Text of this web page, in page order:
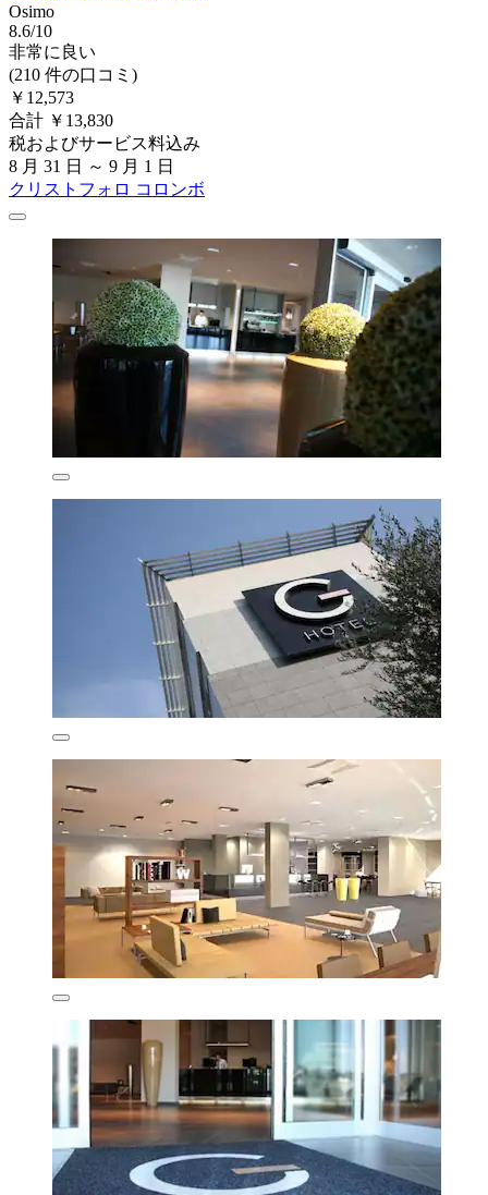
Osimo
8.6/10
非常に良い
(210 件の口コミ)
￥12,573
合計 ￥13,830
税およびサービス料込み
8 月 31 日 ～ 9 月 1 日
クリストフォロ コロンボ